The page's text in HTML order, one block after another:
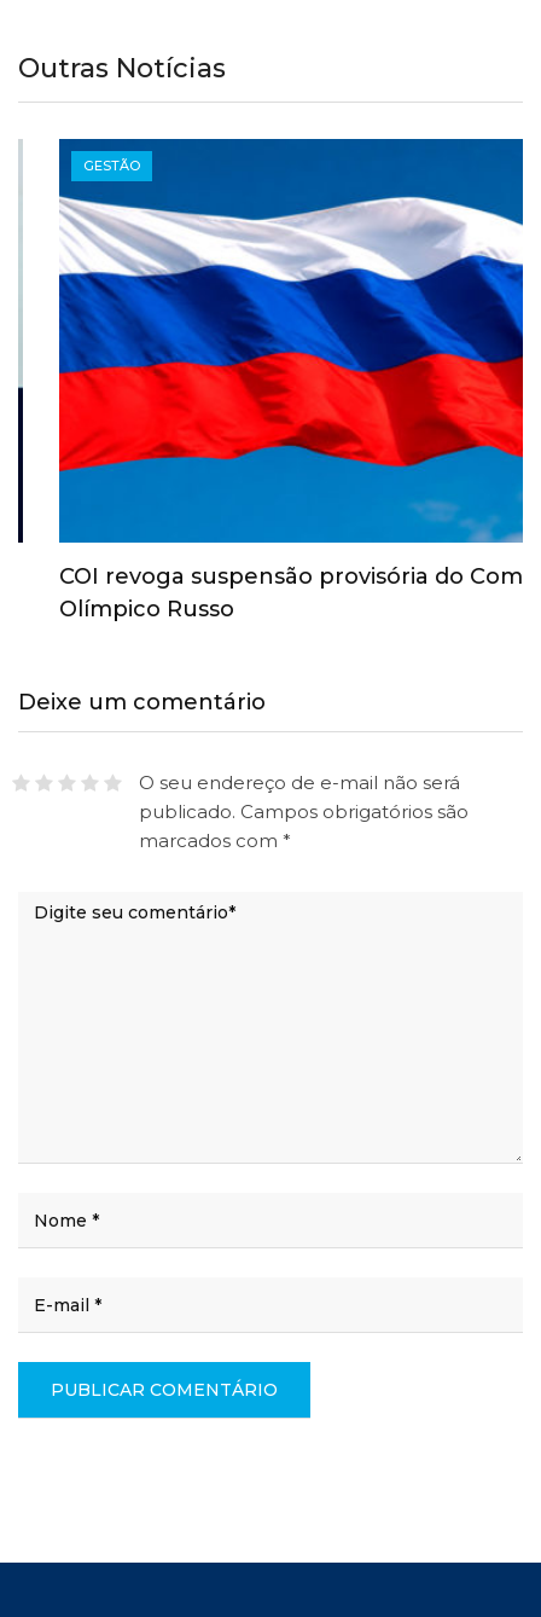
Outras Notícias
GESTÃO
COI revoga suspensão provisória do Comitê
Olímpico Russo
Deixe um comentário
O seu endereço de e-mail não será
publicado. Campos obrigatórios são
marcados com *